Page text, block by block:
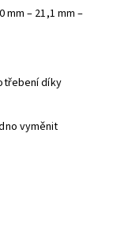
– 21,1 mm –
díky
vyměnit